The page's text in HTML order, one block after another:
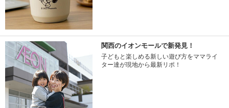
関西のイオンモールで新発見！
子どもと楽しめる新しい遊び方をママライ
ター達が現地から最新リポ！